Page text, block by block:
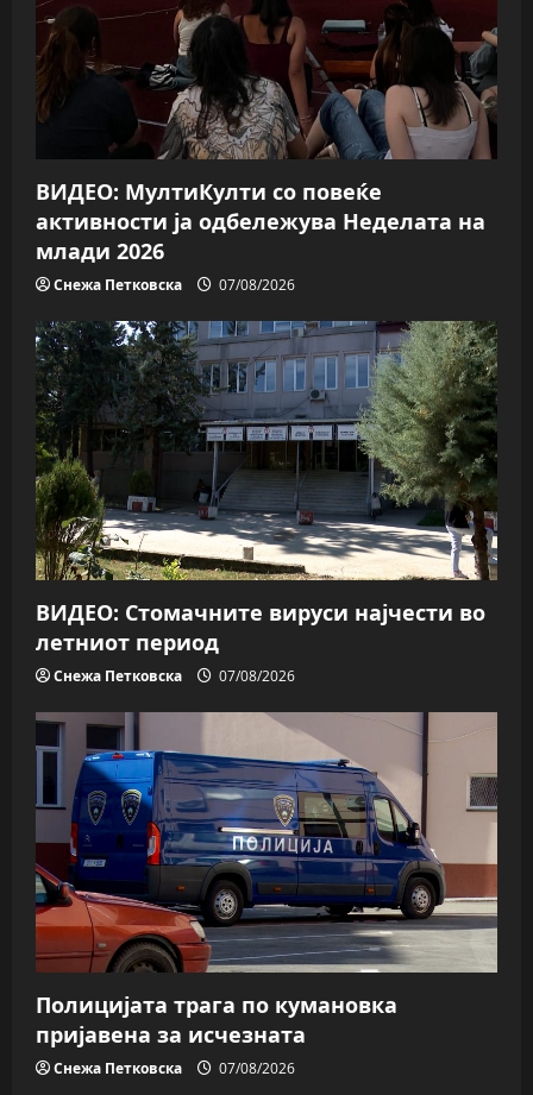
t
i
o
n
ВИДЕО: МултиКулти со повеќе
активности ја одбележува Неделата на
млади 2026
Снежа Петковска 07/08/2026
ВИДЕО: Стомачните вируси најчести во
летниот период
Снежа Петковска 07/08/2026
Полицијата трага пo кумановка
пријавена за исчезната
Снежа Петковска 07/08/2026